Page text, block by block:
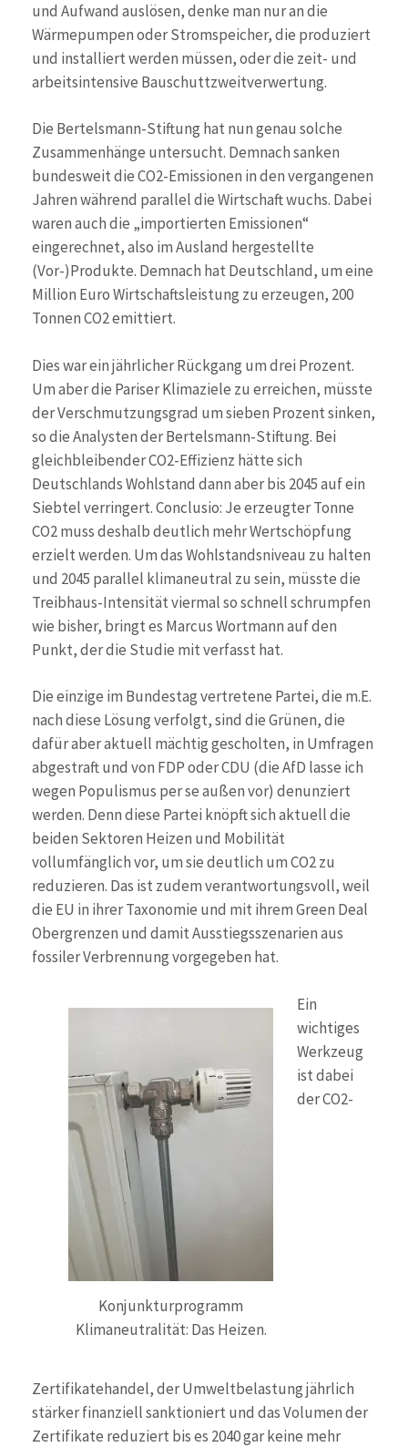
und Aufwand auslösen, denke man nur an die
Wärmepumpen oder Stromspeicher, die produziert
und installiert werden müssen, oder die zeit- und
arbeitsintensive Bauschuttzweitverwertung.
Die Bertelsmann-Stiftung hat nun genau solche
Zusammenhänge untersucht. Demnach sanken
bundesweit die CO2-Emissionen in den vergangenen
Jahren während parallel die Wirtschaft wuchs. Dabei
waren auch die „importierten Emissionen“
eingerechnet, also im Ausland hergestellte
(Vor-)Produkte. Demnach hat Deutschland, um eine
Million Euro Wirtschaftsleistung zu erzeugen, 200
Tonnen CO2 emittiert.
Dies war ein jährlicher Rückgang um drei Prozent.
Um aber die Pariser Klimaziele zu erreichen, müsste
der Verschmutzungsgrad um sieben Prozent sinken,
so die Analysten der Bertelsmann-Stiftung. Bei
gleichbleibender CO2-Effizienz hätte sich
Deutschlands Wohlstand dann aber bis 2045 auf ein
Siebtel verringert. Conclusio: Je erzeugter Tonne
CO2 muss deshalb deutlich mehr Wertschöpfung
erzielt werden. Um das Wohlstandsniveau zu halten
und 2045 parallel klimaneutral zu sein, müsste die
Treibhaus-Intensität viermal so schnell schrumpfen
wie bisher, bringt es Marcus Wortmann auf den
Punkt, der die Studie mit verfasst hat.
Die einzige im Bundestag vertretene Partei, die m.E.
nach diese Lösung verfolgt, sind die Grünen, die
dafür aber aktuell mächtig gescholten, in Umfragen
abgestraft und von FDP oder CDU (die AfD lasse ich
wegen Populismus per se außen vor) denunziert
werden. Denn diese Partei knöpft sich aktuell die
beiden Sektoren Heizen und Mobilität
vollumfänglich vor, um sie deutlich um CO2 zu
reduzieren. Das ist zudem verantwortungsvoll, weil
die EU in ihrer Taxonomie und mit ihrem Green Deal
Obergrenzen und damit Ausstiegsszenarien aus
fossiler Verbrennung vorgegeben hat.
Konjunkturprogramm
Klimaneutralität: Das Heizen.
Ein
wichtiges
Werkzeug
ist dabei
der CO2-
Zertifikatehandel, der Umweltbelastung jährlich
stärker finanziell sanktioniert und das Volumen der
Zertifikate reduziert bis es 2040 gar keine mehr